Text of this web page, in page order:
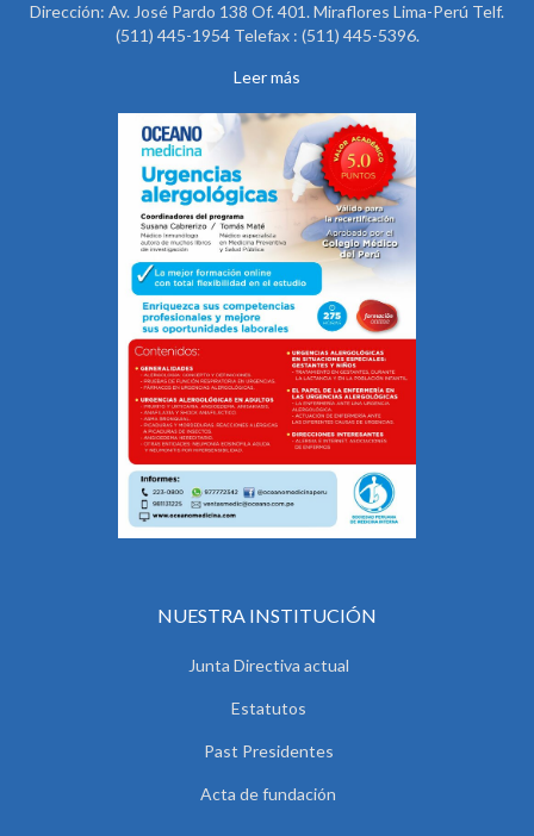
Dirección: Av. José Pardo 138 Of. 401. Miraflores Lima-Perú Telf.
(511) 445-1954 Telefax : (511) 445-5396.
Leer más
NUESTRA INSTITUCIÓN
Junta Directiva actual
Estatutos
Past Presidentes
Acta de fundación